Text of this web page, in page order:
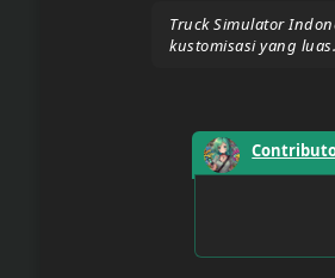
Truck Simulator
kustomisasi yang luas.